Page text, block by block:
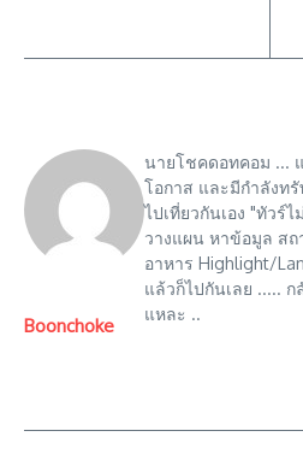
Boonchoke
นายโชคดอทคอม ...
โอกาส และมีกำลังท
ไปเที่ยวกันเอง "ทัวร์ไ
วางแผน หาข้อมูล สถ
อาหาร Highlight/
แล้วก็ไปกันเลย .....
แหละ ..